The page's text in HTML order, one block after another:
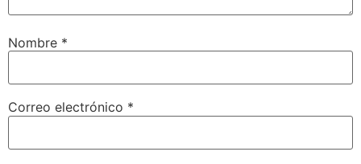
Nombre *
Correo electrónico *